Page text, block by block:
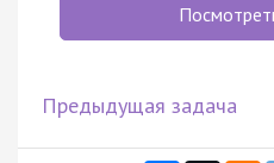
Предыдущая задача